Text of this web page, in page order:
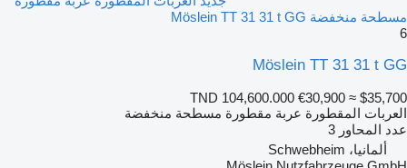
مسطحة منخفضة Möslein TT 31 31 t GG
6
Möslein TT 31 31 t GG
TND 104,600.000 €30,900 ≈ $35,700
العربات المقطورة عربة مقطورة مسطحة منخفضة
عدد المحاور 3
ألمانيا، Schwebheim